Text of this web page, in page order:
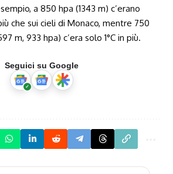
a 850 hpa (1343 m) c’erano
che sui cieli di Monaco, mentre 750
m, 933 hpa) c’era solo 1°C in più.
Seguici su Google